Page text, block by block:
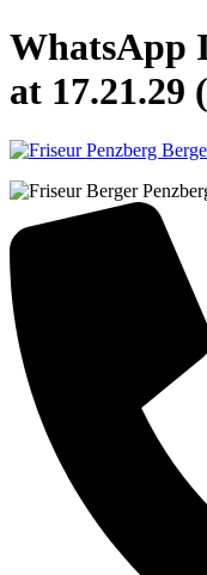
WhatsApp
at 17.21.29